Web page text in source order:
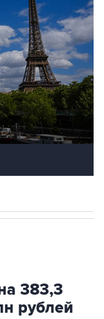
383,3
рублей